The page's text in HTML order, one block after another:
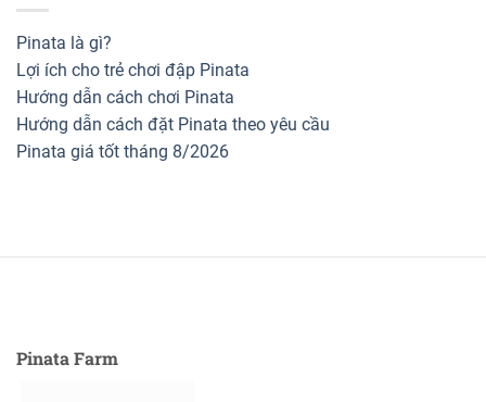
Pinata là gì?
Lợi ích cho trẻ chơi đập Pinata
Hướng dẫn cách chơi Pinata
Hướng dẫn cách đặt Pinata theo yêu cầu
Pinata giá tốt tháng 8/2026
Pinata Farm